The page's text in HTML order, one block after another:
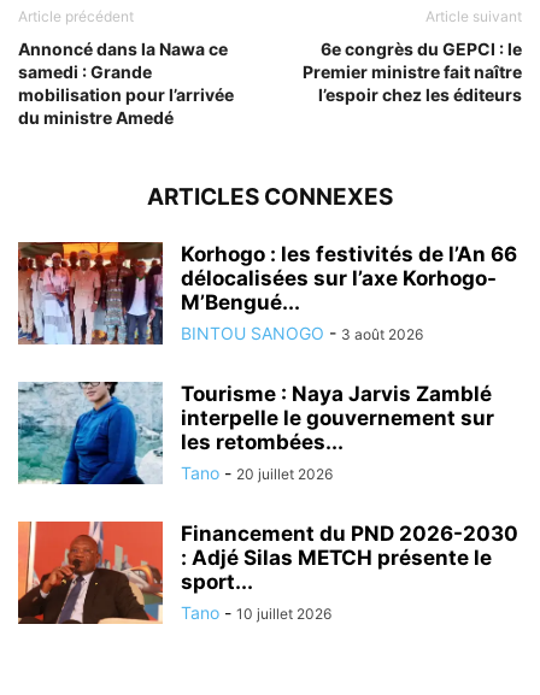
Article précédent
Annoncé dans la Nawa ce
samedi : Grande
mobilisation pour l’arrivée
du ministre Amedé
Article suivant
6e congrès du GEPCI : le
Premier ministre fait naître
l’espoir chez les éditeurs
ARTICLES CONNEXES
Korhogo : les festivités de l’An 66
délocalisées sur l’axe Korhogo-
M’Bengué...
BINTOU SANOGO - 3 août 2026
Tourisme : Naya Jarvis Zamblé
interpelle le gouvernement sur
les retombées...
Tano - 20 juillet 2026
Financement du PND 2026-2030
: Adjé Silas METCH présente le
sport...
Tano - 10 juillet 2026